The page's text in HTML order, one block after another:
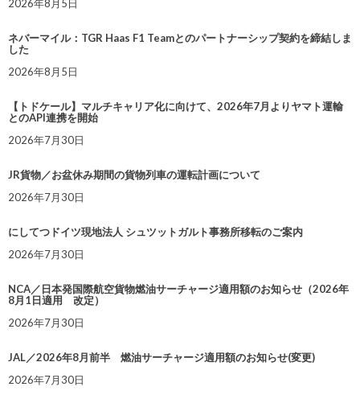
2026年8月5日
ネバーマイル：TGR Haas F1 Teamとのパートナーシップ契約を締結しま
した
2026年8月5日
【トドケール】マルチキャリア化に向けて、2026年7月よりヤマト運輸
とのAPI連携を開始
2026年7月30日
JR貨物／お盆休み期間の貨物列車の運転計画について
2026年7月30日
にしてつドイツ現地法人 シュツットガルト事務所移転のご案内
2026年7月30日
NCA／日本発国際航空貨物燃油サーチャージ適用額のお知らせ（2026年
8月1日適用 改定）
2026年7月30日
JAL／2026年8月前半 燃油サーチャージ適用額のお知らせ(変更)
2026年7月30日